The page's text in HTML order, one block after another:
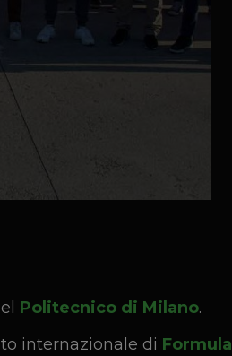
Politecnico di Milano.
internazionale di Formula